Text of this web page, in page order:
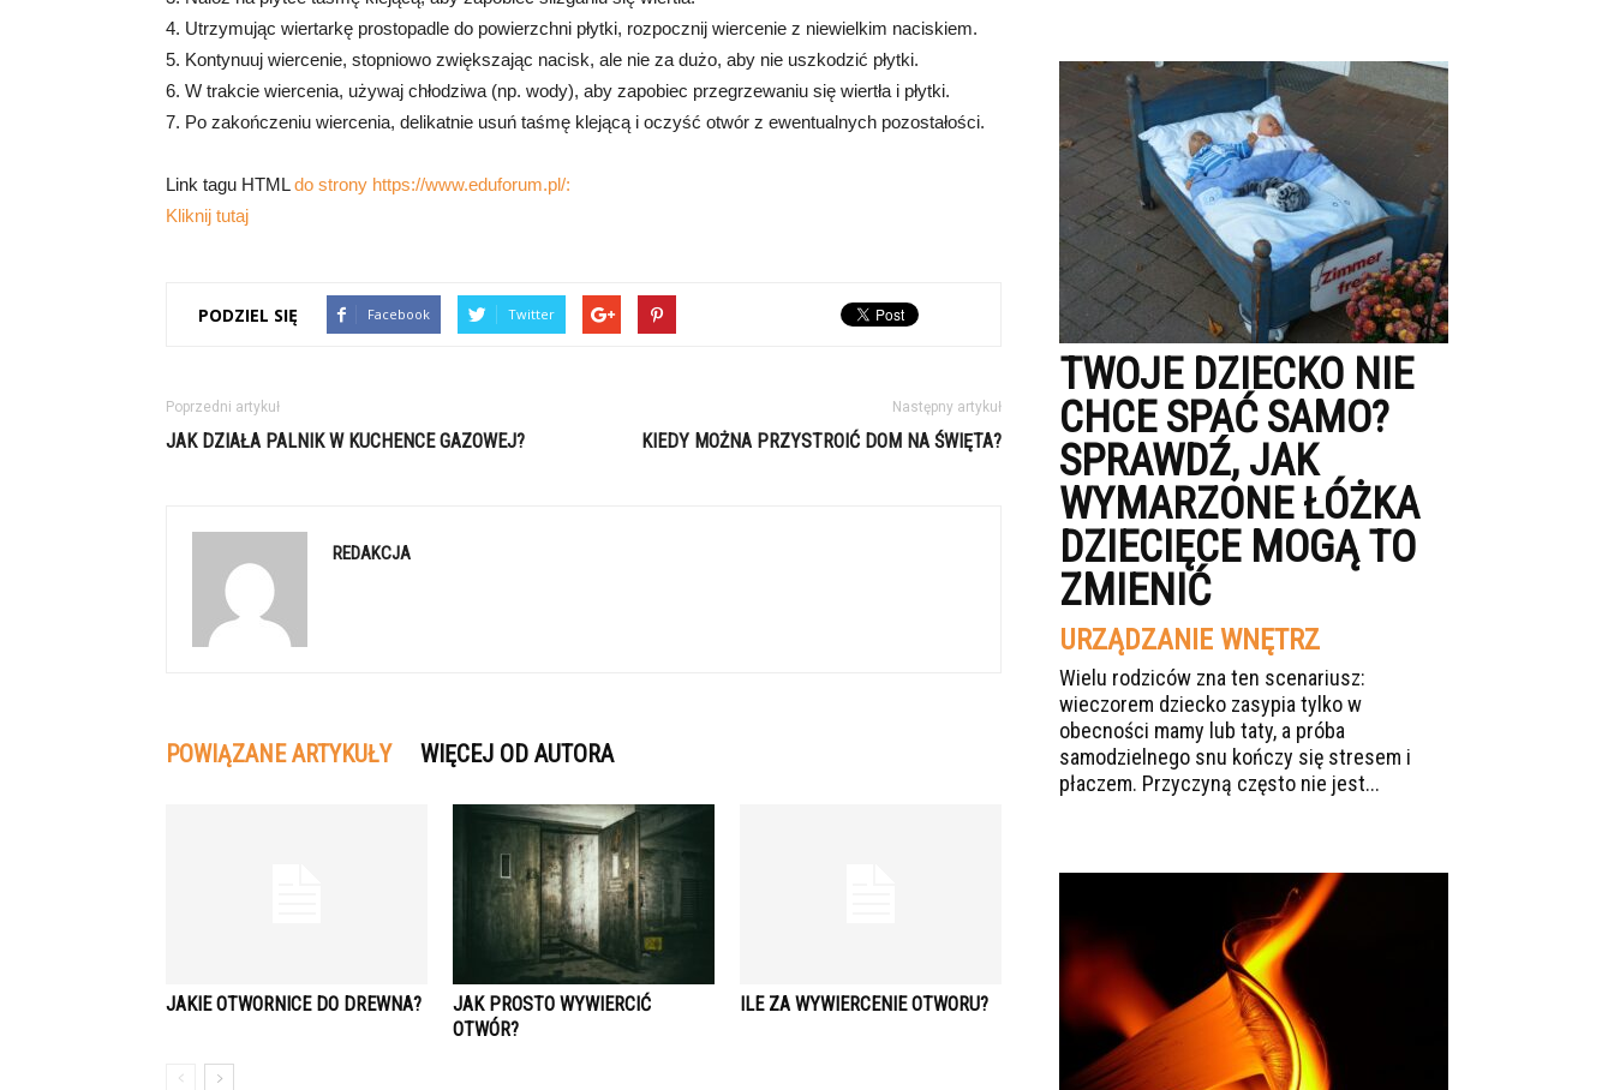
4. Utrzymując wiertarkę prostopadle do powierzchni płytki, rozpocznij wiercenie z niewielkim naciskiem.
5. Kontynuuj wiercenie, stopniowo zwiększając nacisk, ale nie za dużo, aby nie uszkodzić płytki.
6. W trakcie wiercenia, używaj chłodziwa (np. wody), aby zapobiec przegrzewaniu się wiertła i płytki.
7. Po zakończeniu wiercenia, delikatnie usuń taśmę klejącą i oczyść otwór z ewentualnych pozostałości.
Link tagu HTMLdo strony https://www.eduforum.pl/:
Kliknij tutaj
PODZIEL SIĘ Facebook Twitter
Poprzedni artykuł
JAK DZIAŁA PALNIK W KUCHENCE GAZOWEJ?
Następny artykuł
KIEDY MOŻNA PRZYSTROIĆ DOM NA ŚWIĘTA?
REDAKCJA
POWIĄZANE ARTYKUŁY WIĘCEJ OD AUTORA
JAKIE OTWORNICE DO DREWNA?
JAK PROSTO WYWIERCIĆ
OTWÓR?
ILE ZA WYWIERCENIE OTWORU?
TWOJE DZIECKO NIE
CHCE SPAĆ SAMO?
SPRAWDŹ, JAK
WYMARZONE ŁÓŻKA
DZIECIĘCE MOGĄ TO
ZMIENIĆ
URZĄDZANIE WNĘTRZ
Wielu rodziców zna ten scenariusz:
wieczorem dziecko zasypia tylko w
obecności mamy lub taty, a próba
samodzielnego snu kończy się stresem i
płaczem. Przyczyną często nie jest...